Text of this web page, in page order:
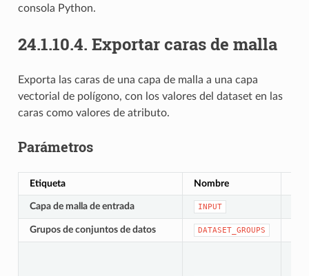
consola Python.
24.1.10.4. Exportar caras de malla
Exporta las caras de una capa de malla a una capa
vectorial de polígono, con los valores del dataset en las
caras como valores de atributo.
Parámetros
Etiqueta Nombre
Capa de malla de entrada INPUT
Grupos de conjuntos de datos DATASET_GROUPS